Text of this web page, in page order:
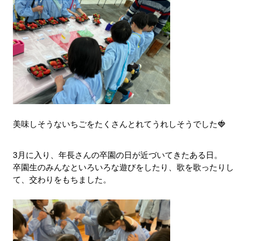
美味しそうないちごをたくさんとれてうれしそうでした🍓
3月に入り、年長さんの卒園の日が近づいてきたある日。
卒園生のみんなといろいろな遊びをしたり、歌を歌ったりし
て、交わりをもちました。